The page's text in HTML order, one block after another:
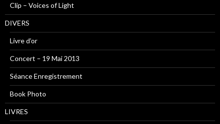
Clip – Voices of Light
DIVERS
Livre d’or
Concert – 19 Mai 2013
Séance Enregistrement
Book Photo
LIVRES